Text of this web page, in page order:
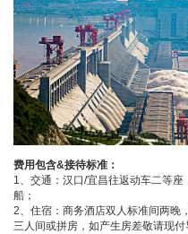
费用包含&接待标准：
1、交通：汉口/宜昌往返动车二等
船；
2、住宿：商务酒店双人标准间两晚
三人间或拼房，如产生房差敬请现付